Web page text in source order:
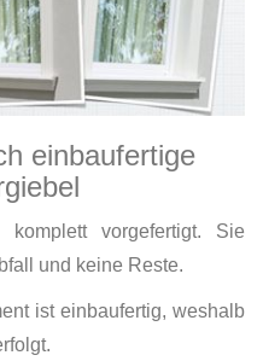
einbaufertige
vorgefertigt. Sie
und keine Reste.
ist einbaufertig, weshalb